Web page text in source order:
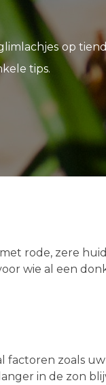
op
tips.
rode, zere
wie al een
zoals
in de zon